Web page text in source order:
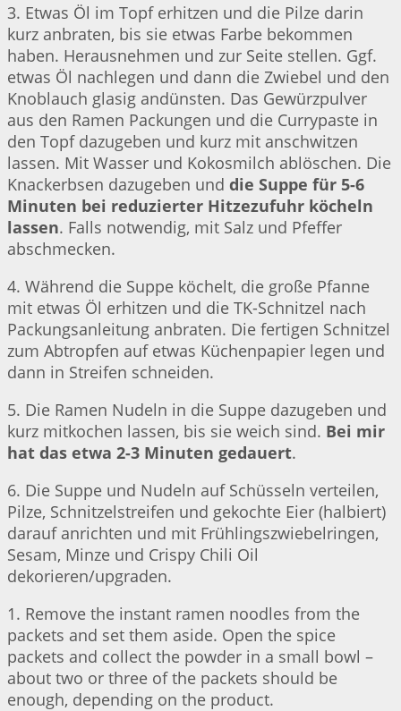
3. Etwas Öl im Topf erhitzen und die Pilze darin
kurz anbraten, bis sie etwas Farbe bekommen
haben. Herausnehmen und zur Seite stellen. Ggf.
etwas Öl nachlegen und dann die Zwiebel und den
Knoblauch glasig andünsten. Das Gewürzpulver
aus den Ramen Packungen und die Currypaste in
den Topf dazugeben und kurz mit anschwitzen
lassen. Mit Wasser und Kokosmilch ablöschen. Die
Knackerbsen dazugeben und die Suppe für 5-6
Minuten bei reduzierter Hitzezufuhr köcheln
lassen. Falls notwendig, mit Salz und Pfeffer
abschmecken.
4. Während die Suppe köchelt, die große Pfanne
mit etwas Öl erhitzen und die TK-Schnitzel nach
Packungsanleitung anbraten. Die fertigen Schnitzel
zum Abtropfen auf etwas Küchenpapier legen und
dann in Streifen schneiden.
5. Die Ramen Nudeln in die Suppe dazugeben und
kurz mitkochen lassen, bis sie weich sind. Bei mir
hat das etwa 2-3 Minuten gedauert.
6. Die Suppe und Nudeln auf Schüsseln verteilen,
Pilze, Schnitzelstreifen und gekochte Eier (halbiert)
darauf anrichten und mit Frühlingszwiebelringen,
Sesam, Minze und Crispy Chili Oil
dekorieren/upgraden.
1. Remove the instant ramen noodles from the
packets and set them aside. Open the spice
packets and collect the powder in a small bowl –
about two or three of the packets should be
enough, depending on the product.